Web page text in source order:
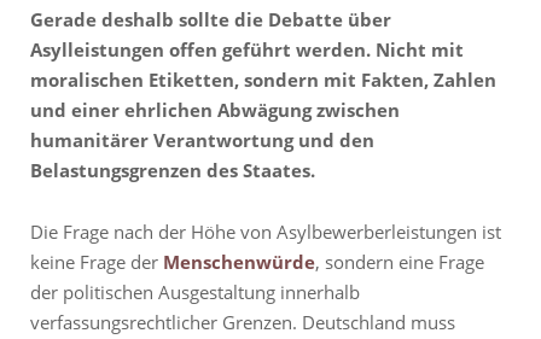
Gerade deshalb sollte die Debatte über
Asylleistungen offen geführt werden. Nicht mit
moralischen Etiketten, sondern mit Fakten, Zahlen
und einer ehrlichen Abwägung zwischen
humanitärer Verantwortung und den
Belastungsgrenzen des Staates.
Die Frage nach der Höhe von Asylbewerberleistungen ist
keine Frage der Menschenwürde, sondern eine Frage
der politischen Ausgestaltung innerhalb
verfassungsrechtlicher Grenzen. Deutschland muss